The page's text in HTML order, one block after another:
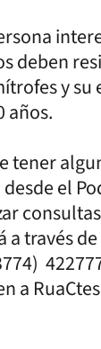
deben
y su
años.
tener
el
a través
a